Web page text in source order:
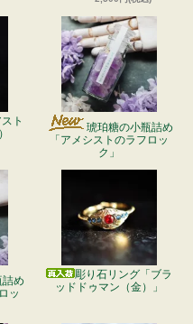
ト
琥珀糖の小瓶詰め
「アメシストのラフロッ
ク」
め
ッ
彫り石リング「ブラ
ッドドゥマン（金）」